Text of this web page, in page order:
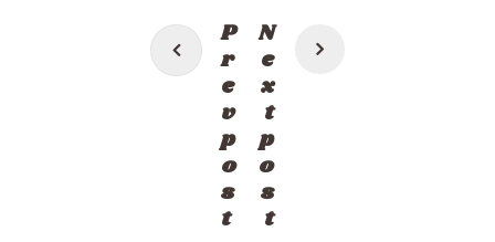
投
稿
P
r
e
v
p
o
s
t
N
e
x
t
p
o
s
t